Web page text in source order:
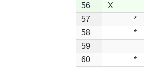
56
X
57
*
58
*
59
60
*